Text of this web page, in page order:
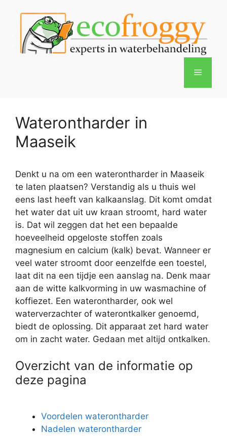
inhoud
Menu
Waterontharder in
Maaseik
Denkt u na om een waterontharder in Maaseik
te laten plaatsen? Verstandig als u thuis wel
eens last heeft van kalkaanslag. Dit komt omdat
het water dat uit uw kraan stroomt, hard water
is. Dat wil zeggen dat het een bepaalde
hoeveelheid opgeloste stoffen zoals
magnesium en calcium (kalk) bevat. Wanneer er
veel water stroomt door eenzelfde een toestel,
laat dit na een tijdje een aanslag na. Denk maar
aan de witte kalkvorming in uw wasmachine of
koffiezet. Een waterontharder, ook wel
waterverzachter of waterontkalker genoemd,
biedt de oplossing. Dit apparaat zet hard water
om in zacht water. Gedaan met altijd ontkalken.
Overzicht van de informatie op
deze pagina
Voordelen waterontharder
Nadelen waterontharder